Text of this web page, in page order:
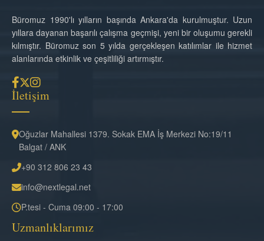
Büromuz 1990'lı yılların başında Ankara'da kurulmuştur. Uzun
yıllara dayanan başarılı çalışma geçmişi, yeni bir oluşumu gerekli
kılmıştır. Büromuz son 5 yılda gerçekleşen katılımlar ile hizmet
alanlarında etkinlik ve çeşitliliği artırmıştır.
İletişim
Oğuzlar Mahallesi 1379. Sokak EMA İş Merkezi No:19/11
Balgat / ANK
+90 312 806 23 43
info@nextlegal.net
P.tesi - Cuma 09:00 - 17:00
Uzmanlıklarımız